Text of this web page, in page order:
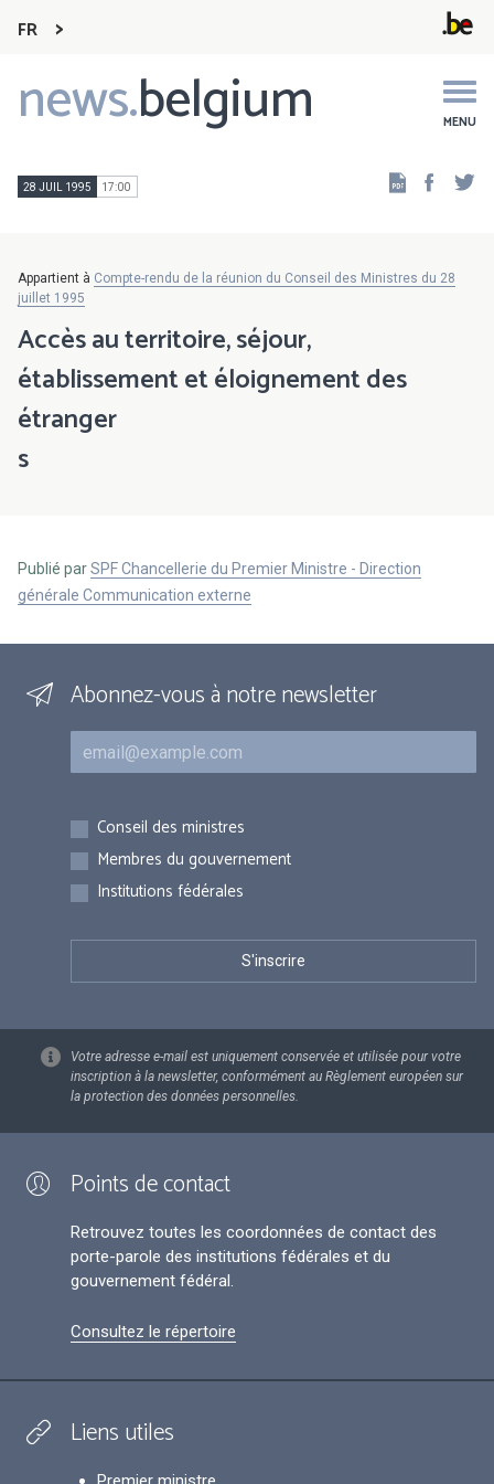
FR
news.belgium MENU
Main
navigation
28 JUIL 1995 17:00
Appartient à Compte-rendu de la réunion du Conseil des Ministres du 28
juillet 1995
Accès au territoire, séjour,
établissement et éloignement des
étranger
s
Publié parSPF Chancellerie du Premier Ministre - Direction
générale Communication externe
Abonnez-vous à notre newsletter
Courriel
Inscriptions
Conseil des ministres
Membres du gouvernement
Institutions fédérales
Votre adresse e-mail est uniquement conservée et utilisée pour votre
inscription à la newsletter, conformément au Règlement européen sur
la protection des données personnelles.
Points de contact
Retrouvez toutes les coordonnées de contact des
porte-parole des institutions fédérales et du
gouvernement fédéral.
Consultez le répertoire
Liens utiles